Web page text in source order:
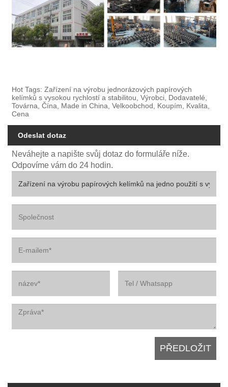
Hot Tags: Zařízení na výrobu jednorázových papírových
kelímků s vysokou rychlostí a stabilitou, Výrobci, Dodavatelé,
Továrna, Čína, Made in China, Velkoobchod, Koupím, Kvalita,
Cena
Odeslat dotaz
Neváhejte a napište svůj dotaz do formuláře níže.
Odpovíme vám do 24 hodin.